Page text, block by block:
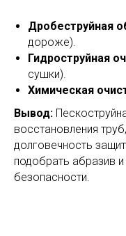
Дробеструйная
дороже).
Гидроструйная
сушки).
Химическая
Вывод:
восстановления
долговечность
подобрать абразив
безопасности.